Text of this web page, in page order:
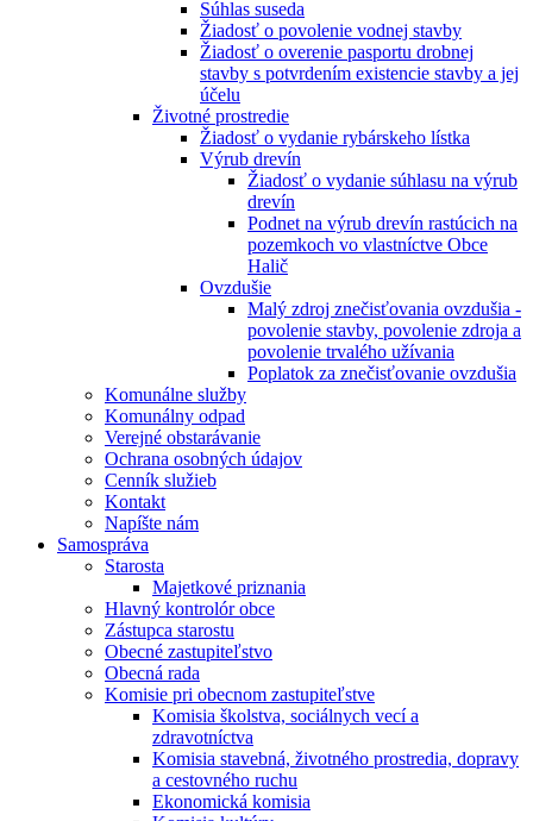
Súhlas suseda
Žiadosť o povolenie vodnej stavby
Žiadosť o overenie pasportu drobnej
stavby s potvrdením existencie stavby a jej
účelu
Životné prostredie
Žiadosť o vydanie rybárskeho lístka
Výrub drevín
Žiadosť o vydanie súhlasu na výrub
drevín
Podnet na výrub drevín rastúcich na
pozemkoch vo vlastníctve Obce
Halič
Ovzdušie
Malý zdroj znečisťovania ovzdušia -
povolenie stavby, povolenie zdroja a
povolenie trvalého užívania
Poplatok za znečisťovanie ovzdušia
Komunálne služby
Komunálny odpad
Verejné obstarávanie
Ochrana osobných údajov
Cenník služieb
Kontakt
Napíšte nám
Samospráva
Starosta
Majetkové priznania
Hlavný kontrolór obce
Zástupca starostu
Obecné zastupiteľstvo
Obecná rada
Komisie pri obecnom zastupiteľstve
Komisia školstva, sociálnych vecí a
zdravotníctva
Komisia stavebná, životného prostredia, dopravy
a cestovného ruchu
Ekonomická komisia